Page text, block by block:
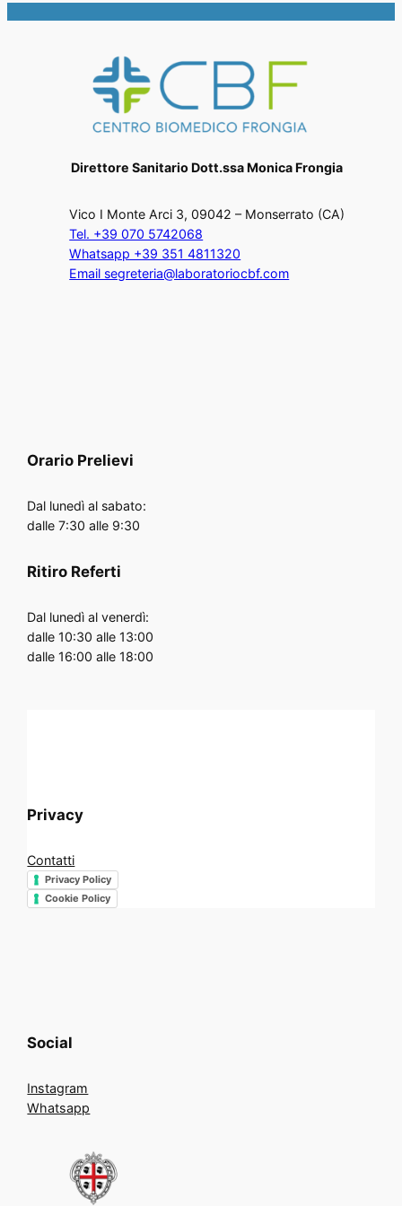
Direttore Sanitario Dott.ssa Monica Frongia
Vico I Monte Arci 3, 09042 – Monserrato (CA)
Tel. +39 070 5742068
Whatsapp +39 351 4811320
Email segreteria@laboratoriocbf.com
Orario Prelievi
Dal lunedì al sabato:
dalle 7:30 alle 9:30
Ritiro Referti
Dal lunedì al venerdì:
dalle 10:30 alle 13:00
dalle 16:00 alle 18:00
Privacy
Contatti
Privacy Policy
Cookie Policy
Social
Instagram
Whatsapp